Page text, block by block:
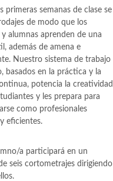
primeras semanas de clase se
de modo que los
alumnas aprenden de una
además de amena e
Nuestro sistema de trabajo
basados en la práctica y la
potencia la creatividad
y les prepara para
como profesionales
eficientes.
a participará en un
seis cortometrajes dirigiendo